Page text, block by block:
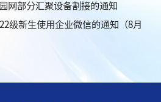
网部分汇聚设备割接的通知
级新生使用企业微信的通知（8月